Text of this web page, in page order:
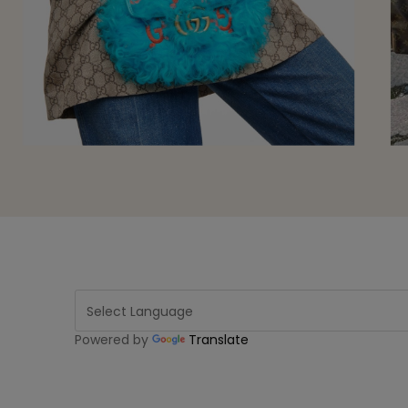
Powered by Translate